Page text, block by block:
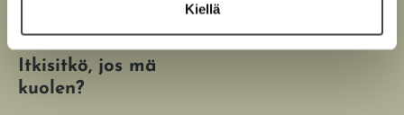
Kiellä
Nicolas Lunabba
Itkisitkö, jos mä
kuolen?